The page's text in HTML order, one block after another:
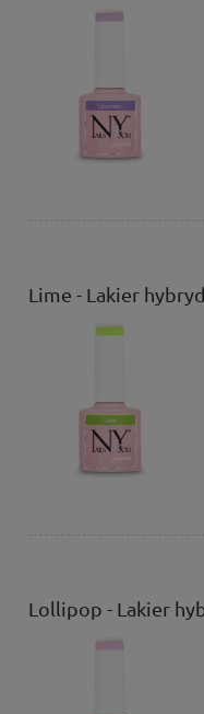
Lime - Lakier
Lollipop - Lakier